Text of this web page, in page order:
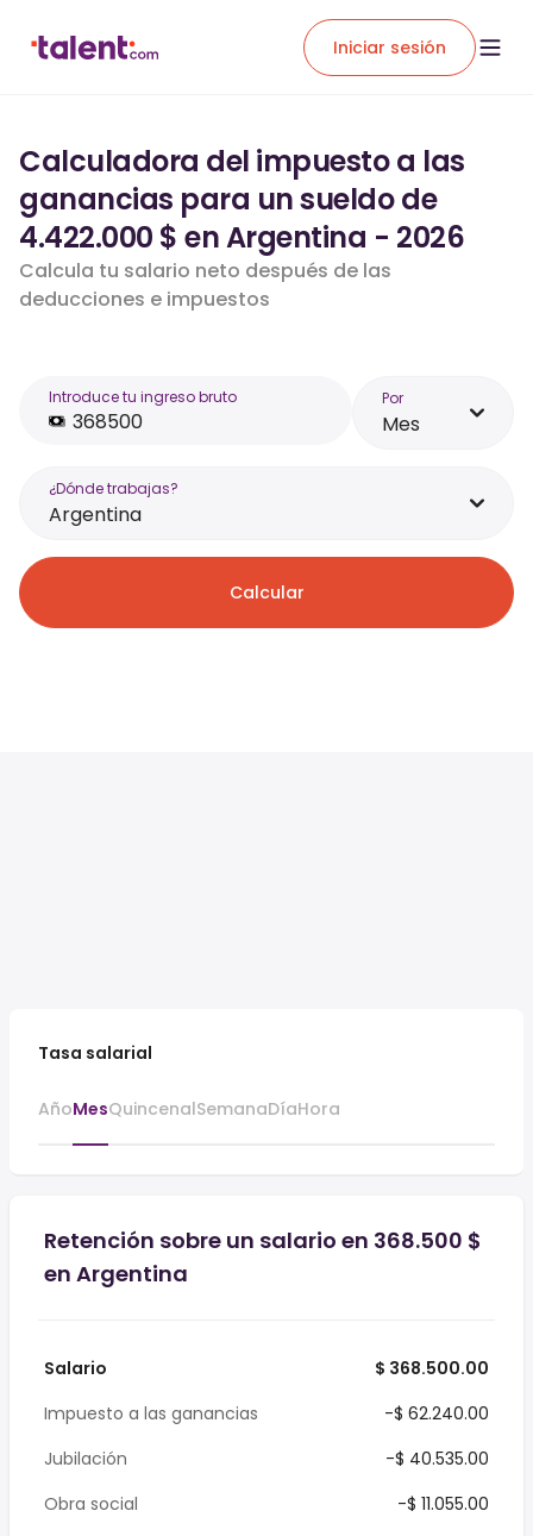
Iniciar sesión
Calculadora del impuesto a las
ganancias para un sueldo de
4.422.000 $ en Argentina - 2026
Calcula tu salario neto después de las
deducciones e impuestos
Introduce tu ingreso bruto Por
Mes
¿Dónde trabajas?
Argentina
Calcular
Tasa salarial
AñoMesQuincenalSemanaDíaHora
Retención sobre un salario en 368.500 $
en Argentina
Salario
$ 368.500.00
Impuesto a las ganancias
-$ 62.240.00
Jubilación
-$ 40.535.00
Obra social
-$ 11.055.00